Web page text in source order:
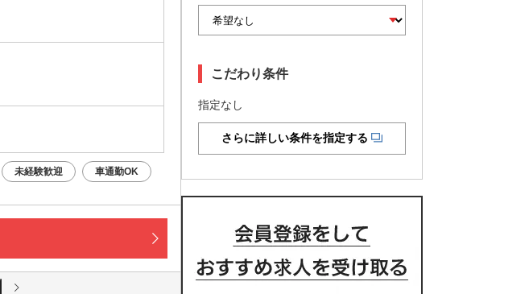
未経験歓迎 車通勤OK
こだわり条件
指定なし
さらに詳しい条件を指定する